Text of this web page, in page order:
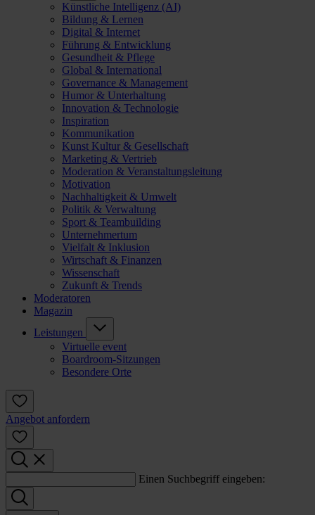
Künstliche Intelligenz (AI)
Bildung & Lernen
Digital & Internet
Führung & Entwicklung
Gesundheit & Pflege
Global & International
Governance & Management
Humor & Unterhaltung
Innovation & Technologie
Inspiration
Kommunikation
Kunst Kultur & Gesellschaft
Marketing & Vertrieb
Moderation & Veranstaltungsleitung
Motivation
Nachhaltigkeit & Umwelt
Politik & Verwaltung
Sport & Teambuilding
Unternehmertum
Vielfalt & Inklusion
Wirtschaft & Finanzen
Wissenschaft
Zukunft & Trends
Moderatoren
Magazin
Leistungen
Virtuelle event
Boardroom-Sitzungen
Besondere Orte
Angebot anfordern
Einen Suchbegriff eingeben: